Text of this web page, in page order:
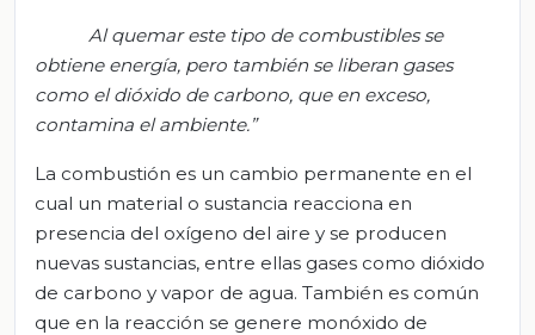
Al quemar este tipo de combustibles se
obtiene energía, pero también se liberan gases
como el dióxido de carbono, que en exceso,
contamina el ambiente.”
La combustión es un cambio permanente en el
cual un material o sustancia reacciona en
presencia del oxígeno del aire y se producen
nuevas sustancias, entre ellas gases como dióxido
de carbono y vapor de agua. También es común
que en la reacción se genere monóxido de